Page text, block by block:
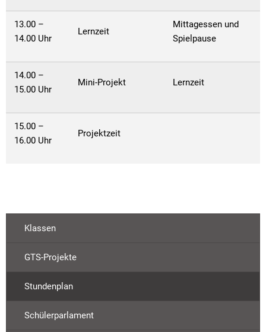
13.00 –
14.00 Uhr
Lernzeit
Mittagessen und
Spielpause
14.00 –
15.00 Uhr
Mini-Projekt Lernzeit
15.00 –
16.00 Uhr
Projektzeit
Klassen
GTS-Projekte
Stundenplan
Schülerparlament